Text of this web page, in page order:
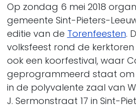
Op zondag 6 mei 2018
gemeente Sint-Pieters-
editie van de Torenfeesten.
volksfeest rond de kerktoren
ook een koorfestival, waar
geprogrammeerd staat om
in de polyvalente zaal van
J. Sermonstraat 17 in Sint-